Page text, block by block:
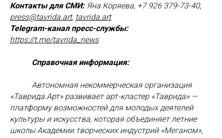
Контакты для СМИ:Яна Коряева, +7 926 379-73-40,
press@tavrida.art, tavrida.art
Telegram-канал пресс-службы:
https://t.me/tavrida_news
Справочная информация:
Автономная некоммерческая организация
«Таврида.Арт» развивает арт-кластер «Таврида» —
платформу возможностей для молодых деятелей
культуры и искусства, которая объединяет летние
школы Академии творческих индустрий «Меганом»,